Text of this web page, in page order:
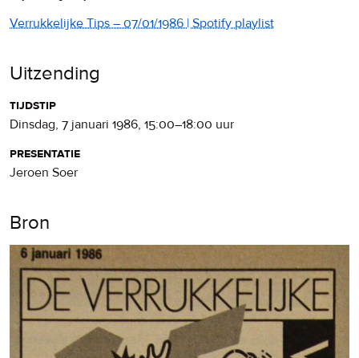
Verrukkelijke Tips – 07/01/1986 | Spotify playlist
Uitzending
tijdstip
dinsdag, 7 januari 1986, 15:00–18:00 uur
presentatie
Jeroen Soer
Bron